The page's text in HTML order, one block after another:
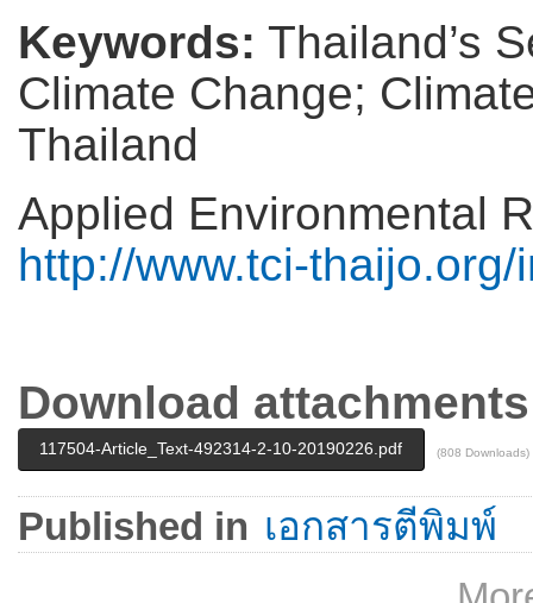
Keywords: Thailand’s
Climate Change;
Thailand
Applied Environmental
http://www.tci-
Download
117504-Article_Text-492314-2-10-20190226.pdf (808 Downloads)
Published in เอกสารตีพิมพ์